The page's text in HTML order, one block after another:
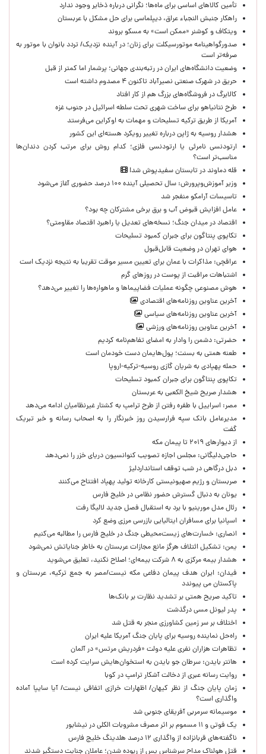
تأمین کالاهای اساسی برای ماه‌ها؛ نگرانی درباره ذخایر وجود ندارد
راهکار جنبش النجباء عراق، دیپلماسی برای حل مشکل با عربستان
ویتکاف و کوشنر «ممکن است» به مسکو بروند
صدورگواهینامه موتورسیکلت برای زنان؛ در آینده نزدیک/ تردد بانوان با موتور به‌
صرفه‌تر است
وضعیت دانشگاه‌های ایران در رتبه‌بندی جهانی؛ پرشمار اما کمتر از قبل
حریق در شهرک صنعتی نصیرآباد تاکنون ۴ مصدوم داشته است
کالابرگ در فروشگاه‌های بزرگ هم از کار افتاد
طرح نتانیاهو برای ساخت شهری تحت سلطه اسرائیل در جنوب غزه
آمریکا از طریق ترکیه تسلیحات و مهمات به اوکراین می‌فرستد
هشدار روسیه به ژاپن درباره تغییر رویکرد هسته‌ای این کشور
ارتودنسی نامرئی یا ارتودنسی فلزی؛ کدام روش برای مرتب کردن دندان‌ها
مناسب‌تر است؟
قله دماوند در تابستان سفیدپوش شد!
وزیر آموزش‌وپرورش: سال تحصیلی آینده ۱۰۰ درصد حضوری آغاز می‌شود
تاسیسات آرامکو منفجر شد
عامل افزایش قبوض آب و برق برخی مشترکان چه بود؟
اقتصاد در میدان جنگ؛ نسخه‌های تعدیل یا راهبرد اقتصاد مقاومتی؟
تکاپوی پنتاگون برای جبران کمبود تسلیحات
هوای تهران در وضعیت قابل‌قبول
عراقچی: مذاکرات با عمان برای تعیین مسیر موقت تقریبا به نتیجه نزدیک است
اشتباهات مراقبت از پوست در روزهای گرم
هوش مصنوعی چگونه عملیات فضاپیماها و ماهواره‌ها را تغییر می‌دهد؟
آخرین عناوین روزنامه‌های اقتصادی
آخرین عناوین روزنامه‌های سیاسی
آخرین عناوین روزنامه‌های ورزشی
حضرتی: دشمن را وادار به امضای تفاهم‌نامه کردیم
طعنه همتی به بسنت؛ پول‌هایمان دست خودمان است
حمله پهپادی به شریان گازی روسیه-ترکیه-اروپا
تکاپوی پنتاگون برای جبران کمبود تسلیحات
هشدار صریح شیخ الکعبی به عربستان
مصر: اسراییل با طفره رفتن از طرح ترامپ به کشتار غیرنظامیان ادامه می‌دهد
مدیرعامل بانک سپه فرارسیدن روز خبرنگار را به اصحاب رسانه و خبر تبریک
گفت
از دیوارهای ۲۰۱۹ تا پیمان مکه
حاجی‌دلیگانی: مجلس اجازه تصویب کنوانسیون دریای خزر را نمی‌دهد
دبل درگاهی در شب توقف استانداردلیژ
صربستان و رژیم صهیونیستی کارخانه تولید پهپاد افتتاح می‌کنند
یونان به دنبال گسترش حضور نظامی در خلیج فارس
رئال مدل مورینیو با برد به استقبال فصل جدید لالیگا رفت
اسپانیا برای مسافران ایتالیایی بازرسی مرزی وضع کرد
انصاری: خسارت‌های زیست‌محیطی جنگ در خلیج فارس را مطالبه‌ می‌کنیم
یمن: تشکیل ائتلاف هرگز مانع مجازات عربستان به خاطر جنایاتش نمی‌شود
هشدار بیمه مرکزی به ۸ شرکت بیمه‌ای؛ اصلاح نکنید، تعلیق می‌شوید
فیدان: ایران هدف پیمان دفاعی مکه نیست/مصر به جمع ترکیه، عربستان و
پاکستان می پیوندد
تاکید صریح همتی بر تشدید نظارت بر بانک‌ها
پدر لیونل مسی درگذشت
اختلاف بر سر زمین کشاورزی منجر به قتل شد
راه‌حل نماینده روسیه برای پایان جنگ آمریکا علیه ایران
تظاهرات هزاران نفری علیه دولت «فردریش مرتس» در آلمان
هانتر بایدن: سرطان جو بایدن به استخوان‌هایش سرایت کرده است
روایت رسانه عبری از دخالت آشکار ترامپ در کوبا
زمان پایان جنگ از نظر کیهان/ اظهارات خرازی اتفاقی نیست/ آیا سایپا آماده
واگذاری است؟
موسیمانه سرمربی آفریقای جنوبی شد
یک فوتی و ۱۱ مسموم بر اثر مصرف مشروبات الکلی در نیشابور
ناگفته‌های قربانزاده از واگذاری ۱۲ درصد هلدینگ خلیج فارس
قتل هولناک مداح سرشناس پس از ربوده شدن؛ عاملان جنایت دستگیر شدند